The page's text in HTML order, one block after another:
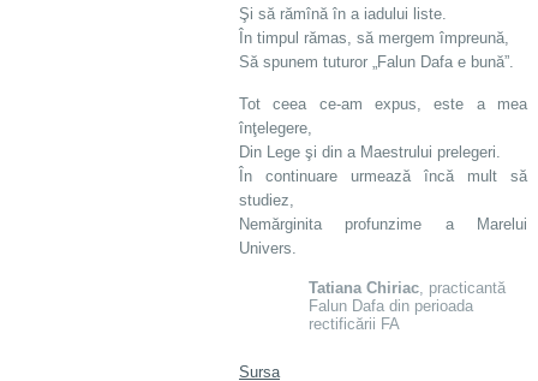
Şi să rămînă în a iadului liste.
În timpul rămas, să mergem împreună,
Să spunem tuturor „Falun Dafa e bună”.
Tot ceea ce-am expus, este a mea
înţelegere,
Din Lege şi din a Maestrului prelegeri.
În continuare urmează încă mult să
studiez,
Nemărginita profunzime a Marelui
Univers.
Tatiana Chiriac, practicantă
Falun Dafa din perioada
rectificării FA
Sursa